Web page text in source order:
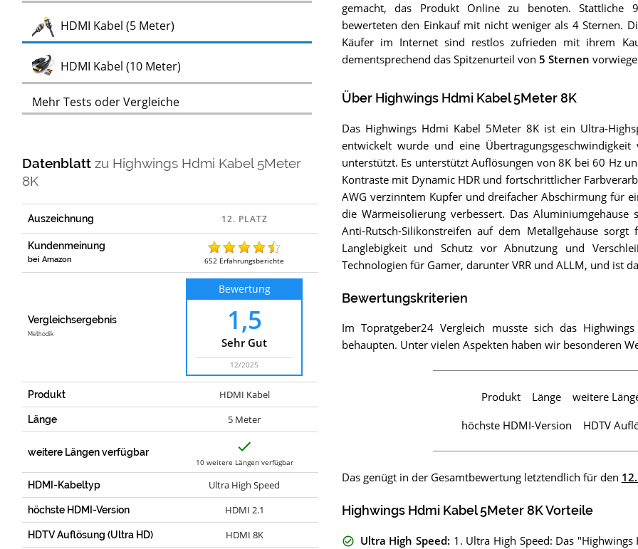
HDMI Kabel (5 Meter)
HDMI Kabel (10 Meter)
Mehr Tests oder Vergleiche
Datenblattzu Highwings Hdmi Kabel 5Meter
8K
Auszeichnung
Kundenmeinung
bei Amazon 652 Erfahrungsberichte
Vergleichsergebnis
Methodik
Bewertung
1,5
Sehr Gut
12/2025
Produkt HDMI Kabel
Länge 5 Meter
weitere Längen verfügbar
10 weitere Längen verfügbar
HDMI-Kabeltyp Ultra High Speed
höchste HDMI-Version HDMI 2.1
HDTV Auflösung (Ultra HD) HDMI 8K
gemacht, das Produkt Online zu benoten. Stattliche
bewerteten den Einkauf mit nicht weniger als 4 Sternen.
Käufer im Internet sind restlos zufrieden mit ihrem
dementsprechend das Spitzenurteil von 5 Sternen
Über Highwings Hdmi Kabel 5Meter 8K
Das Highwings Hdmi Kabel 5Meter 8K ist ein Ultra-
entwickelt wurde und eine
unterstützt. Es unterstützt Auflösungen von 8K bei 60 Hz
Kontraste mit Dynamic HDR und fortschrittlicher
AWG verzinntem Kupfer und dreifacher Abschirmung für
die Wärmeisolierung verbessert. Das
Anti-Rutsch-Silikonstreifen auf dem Metallgehäuse
Langlebigkeit und Schutz vor Abnutzung und
Technologien für Gamer, darunter VRR und ALLM, und ist
Bewertungskriterien
Im Topratgeber24 Vergleich musste sich das
behaupten. Unter vielen Aspekten haben wir besonderen
Produkt Länge weitere
höchste HDMI-Version
HDTV
Das genügt in der Gesamtbewertung letztendlich für den
Highwings Hdmi Kabel 5Meter 8K Vorteile
Ultra High Speed: 1. Ultra High Speed: Das